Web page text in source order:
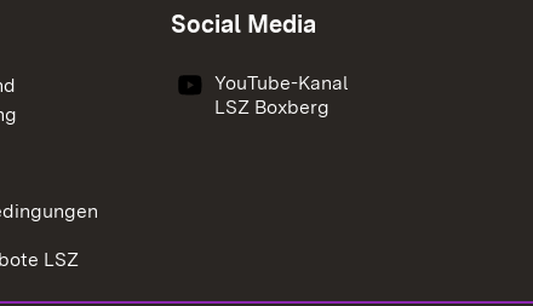
LSZ
Social Media
YouTube-Kanal
LSZ Boxberg